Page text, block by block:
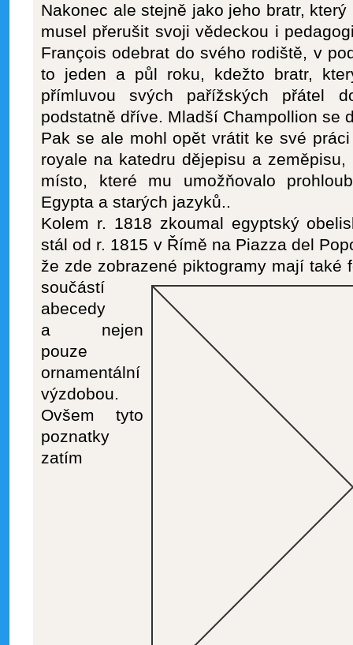
Nakonec ale stejně jako jeho bratr,
musel přerušit svoji vědeckou i
François odebrat do svého rodiště, v
to jeden a půl roku, kdežto bratr,
přímluvou svých pařížských přátel
podstatně dříve. Mladší Champollion se
Pak se ale mohl opět vrátit ke své
royale na katedru dějepisu a
místo, které mu umožňovalo
Egypta a starých jazyků..
Kolem r. 1818 zkoumal egyptský
stál od r. 1815 v Římě na Piazza del
že zde zobrazené piktogramy mají také
součástí
abecedy
a nejen
pouze
ornamentální
výzdobou.
Ovšem tyto
poznatky
zatím